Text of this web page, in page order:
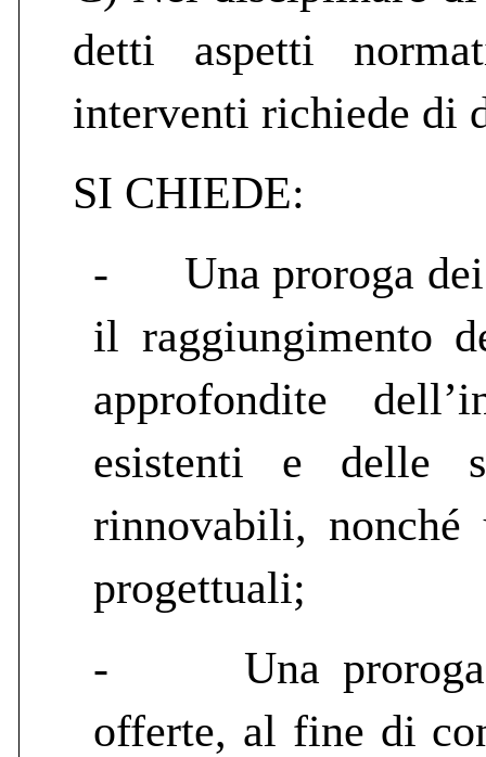
detti aspetti
interventi richiede di
SI CHIEDE:
-
Una proroga
il raggiungimento
approfondite
esistenti e delle
rinnovabili, nonché
progettuali;
-
Una
offerte, al fine di